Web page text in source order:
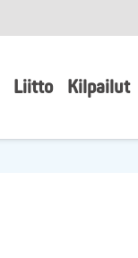
Liitto Kilpailut